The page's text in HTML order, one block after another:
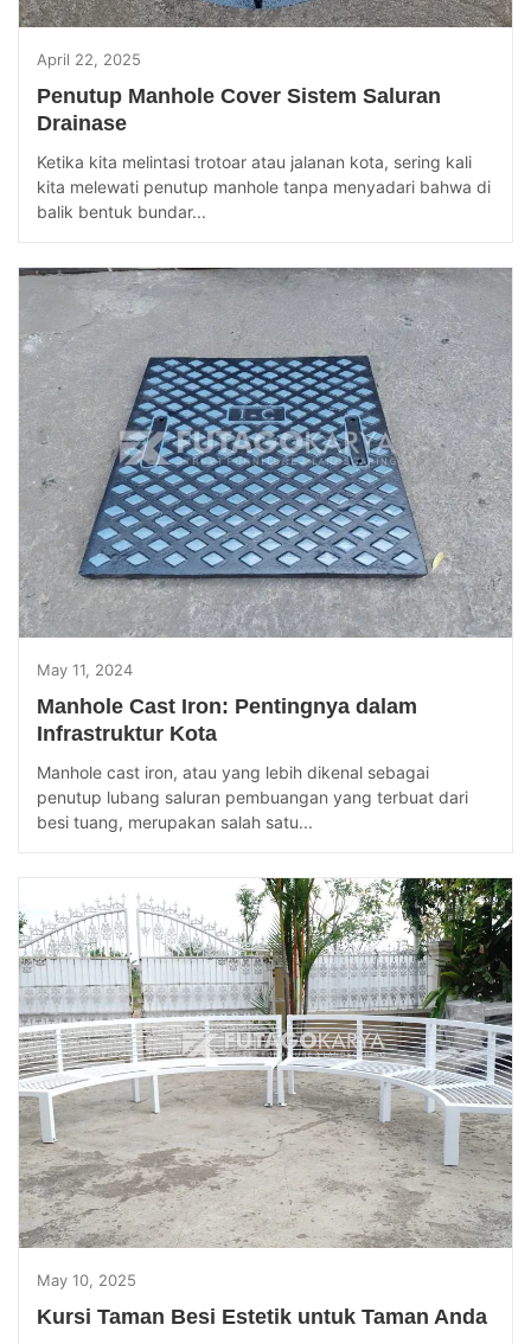
April 22, 2025
Penutup Manhole Cover Sistem Saluran
Drainase
Ketika kita melintasi trotoar atau jalanan kota, sering kali
kita melewati penutup manhole tanpa menyadari bahwa di
balik bentuk bundar...
May 11, 2024
Manhole Cast Iron: Pentingnya dalam
Infrastruktur Kota
Manhole cast iron, atau yang lebih dikenal sebagai
penutup lubang saluran pembuangan yang terbuat dari
besi tuang, merupakan salah satu...
May 10, 2025
Kursi Taman Besi Estetik untuk Taman Anda